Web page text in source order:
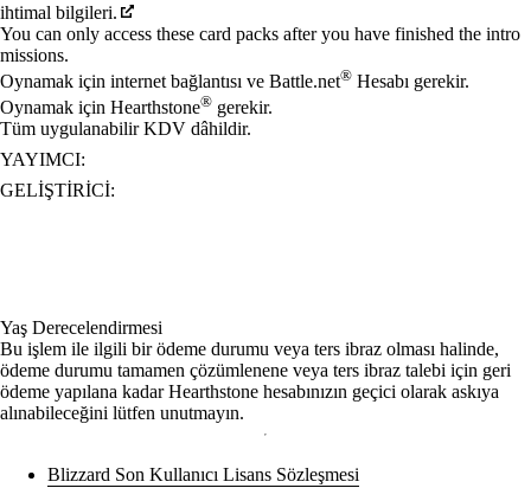
ihtimal bilgileri.
You can only access these card packs after you have finished the intro
missions.
Oynamak için internet bağlantısı ve Battle.net® Hesabı gerekir.
Oynamak için Hearthstone® gerekir.
Tüm uygulanabilir KDV dâhildir.
YAYIMCI:
GELIŞTIRICI:
Yaş Derecelendirmesi
Bu işlem ile ilgili bir ödeme durumu veya ters ibraz olması halinde,
ödeme durumu tamamen çözümlenene veya ters ibraz talebi için geri
ödeme yapılana kadar Hearthstone hesabınızın geçici olarak askıya
alınabileceğini lütfen unutmayın.
Blizzard Son Kullanıcı Lisans Sözleşmesi